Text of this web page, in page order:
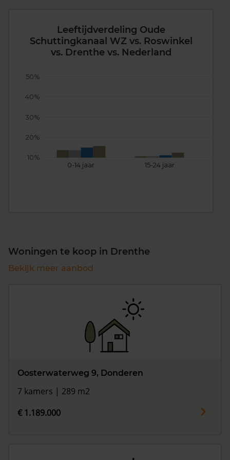
Leeftijdverdeling Oude
Schuttingkanaal WZ vs. Roswinkel
vs. Drenthe vs. Nederland
0-14 jaar 15-24 jaar
10%
20%
30%
40%
50%
Woningen te koop in Drenthe
Bekijk meer aanbod
Oosterwaterweg 9, Donderen
7 kamers | 289 m2
€ 1.189.000